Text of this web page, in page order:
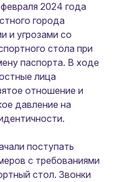
2024 года
города
и угрозами со
стола при
паспорта. В ходе
лица
отношение и
давление на
поступать
с требованиями
стол. Звонки